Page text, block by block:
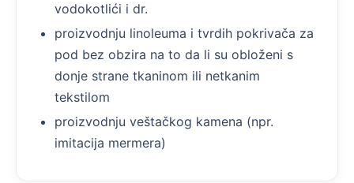
vodokotlići i dr.
proizvodnju linoleuma i tvrdih pokrivača za
pod bez obzira na to da li su obloženi s
donje strane tkaninom ili netkanim
tekstilom
proizvodnju veštačkog kamena (npr.
imitacija mermera)